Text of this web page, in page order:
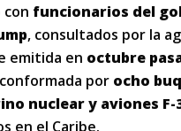
con funcionarios del
, consultados por la
emitida en octubre
por ocho
nuclear y aviones F-
en el Caribe.